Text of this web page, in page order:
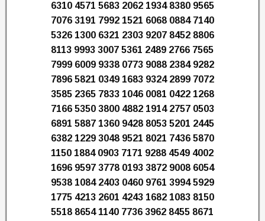
6310 4571 5683 2062 1934 8380 9565
7076 3191 7992 1521 6068 0884 7140
5326 1300 6321 2303 9207 8452 8806
8113 9993 3007 5361 2489 2766 7565
7999 6009 9338 0773 9088 2384 9282
7896 5821 0349 1683 9324 2899 7072
3585 2365 7833 1046 0081 0422 1268
7166 5350 3800 4882 1914 2757 0503
6891 5887 1360 9428 8053 5201 2445
6382 1229 3048 9521 8021 7436 5870
1150 1884 0903 7171 9288 4549 4002
1696 9597 3778 0193 3872 9008 6054
9538 1084 2403 0460 9761 3994 5929
1775 4213 2601 4243 1682 1083 8150
5518 8654 1140 7736 3962 8455 8671